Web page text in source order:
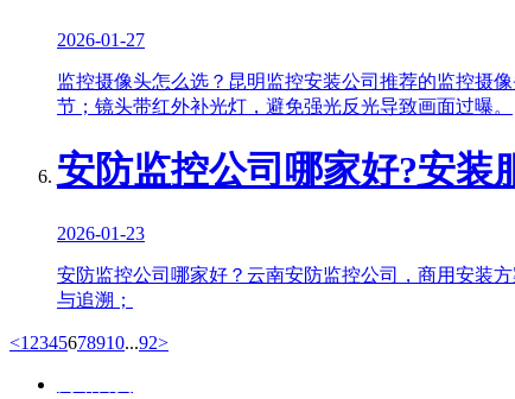
2026-01-27
监控摄像头怎么选？昆明监控安装公司推荐的监控摄
节；镜头带红外补光灯，避免强光反光导致画面过曝。
安防监控公司哪家好?安装
2026-01-23
安防监控公司哪家好？云南安防监控公司，商用安装
与追溯；
<1 2345678910...92>